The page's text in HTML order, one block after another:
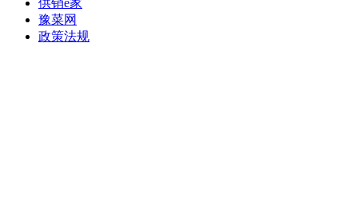
供销e家
豫菜网
政策法规